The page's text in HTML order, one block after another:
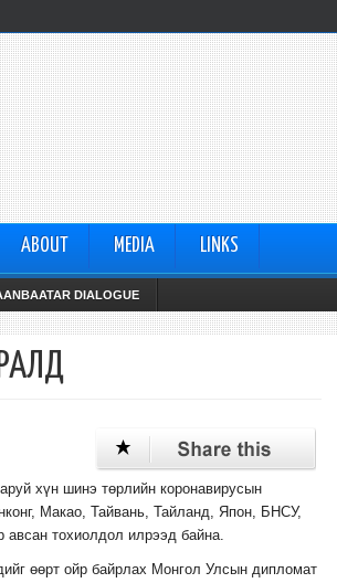
ABOUT MEDIA LINKS
DIALOGUE
хүн шинэ төрлийн коронавирусын
Макао, Тайвань, Тайланд, Япон, БНСУ,
тохиолдол илрээд байна.
өөрт ойр байрлах Монгол Улсын дипломат